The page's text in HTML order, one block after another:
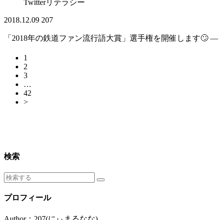
Twitterリテラシー
2018.12.09 207
「2018年の鉄道ファン流行語大賞」選手権を開催します🙄 —
1
2
3
…
42
>
検索
プロフィール